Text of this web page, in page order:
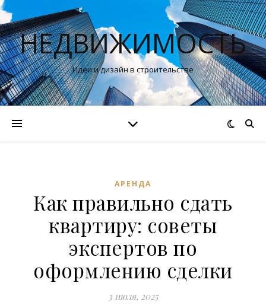
НЕДВИЖИМОСТЬ
Идеи и дизайн в строительстве
АРЕНДА
Как правильно сдать
квартиру: советы
экспертов по
оформлению сделки
3 июля, 2025